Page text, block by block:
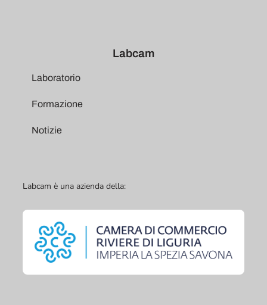
Labcam
Laboratorio
Formazione
Notizie
Labcam è una azienda della: